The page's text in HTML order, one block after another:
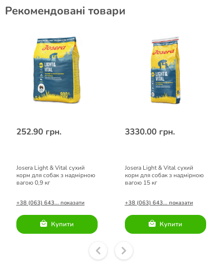
Рекомендовані товари
252.90 грн.
Josera Light & Vital сухий
корм для собак з надмірною
вагою 0,9 кг
+38 (063) 643... показати
Купити
3330.00 грн.
Josera Light & Vital сухий
корм для собак з надмірною
вагою 15 кг
+38 (063) 643... показати
Купити